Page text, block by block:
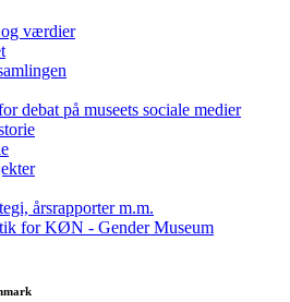
værdier
debat på museets sociale medier
årsrapporter m.m.
for KØN - Gender Museum